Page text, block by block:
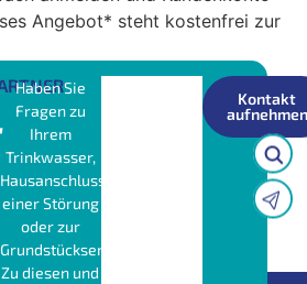
Angebot* steht kostenfrei zur
Haben Sie
Fragen zu
Ihrem
Trinkwasser,
Hausanschluss,
einer Störung
oder zur
Grundstücksentwässerung?
Zu diesen und
Kontakt
aufnehmen